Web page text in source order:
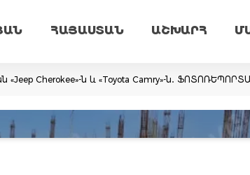
ՀԱՅԱՍՏԱՆ ԱՇԽԱՐՀ
«Jeep Cherokee»-ն և «Toyota Camry»-ն․